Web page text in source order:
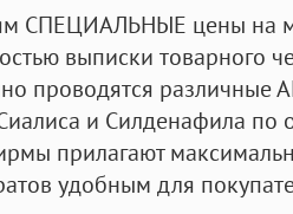
СПЕЦИАЛЬНЫЕ цены на
выписки товарного
проводятся
и Силденафила по
прилагают
удобным для